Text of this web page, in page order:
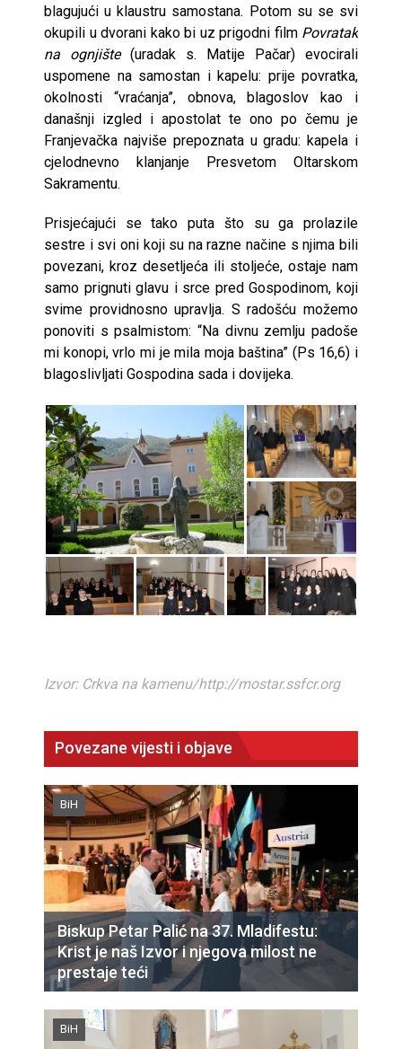
blagujući u klaustru samostana. Potom su se svi
okupili u dvorani kako bi uz prigodni film Povratak
na ognjište(uradak s. Matije Pačar) evocirali
uspomene na samostan i kapelu: prije povratka,
okolnosti “vraćanja”, obnova, blagoslov kao i
današnji izgled i apostolat te ono po čemu je
Franjevačka najviše prepoznata u gradu: kapela i
cjelodnevno klanjanje Presvetom Oltarskom
Sakramentu.
Prisjećajući se tako puta što su ga prolazile
sestre i svi oni koji su na razne načine s njima bili
povezani, kroz desetljeća ili stoljeće, ostaje nam
samo prignuti glavu i srce pred Gospodinom, koji
svime providnosno upravlja. S radošću možemo
ponoviti s psalmistom: “Na divnu zemlju padoše
mi konopi, vrlo mi je mila moja baština” (Ps 16,6) i
blagoslivljati Gospodina sada i dovijeka.
Izvor: Crkva na kamenu/http://mostar.ssfcr.org
Povezane vijesti i objave
BiH
Biskup Petar Palić na 37. Mladifestu:
Krist je naš Izvor i njegova milost ne
prestaje teći
BiH